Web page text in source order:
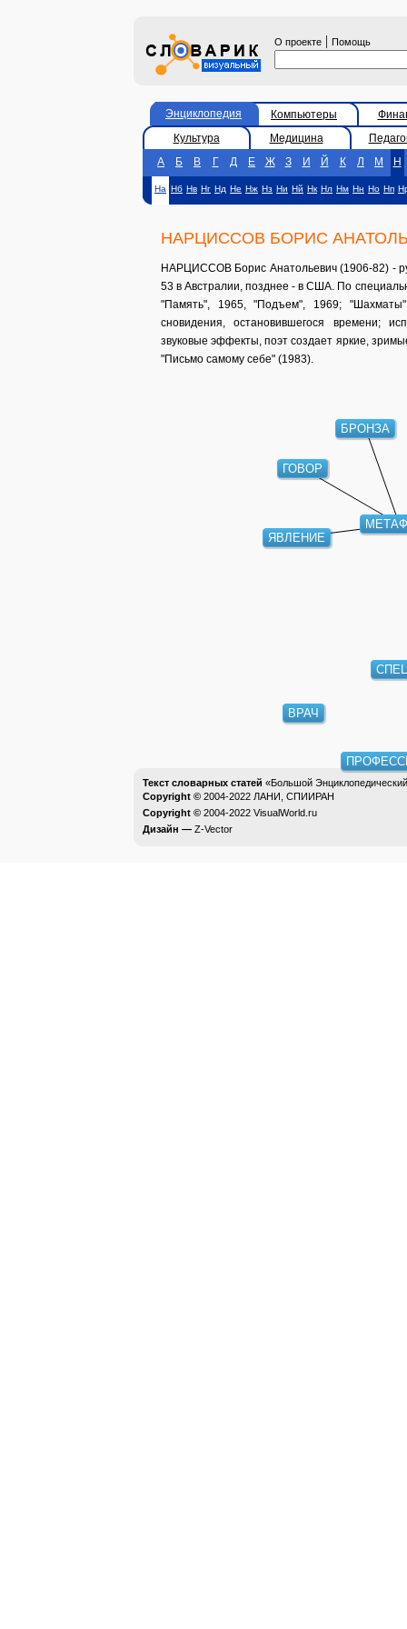
О проекте | Помощь
Энциклопедия Компьютеры
Культура
Медицина
А
Б В Г Д Е Ж З И Й К Л М Н
На Нб Нв Нг Нд Не Нж Нз Ни Нй Нк Нл Нм Нн Но Нп
НАРЦИССОВ БОРИС
НАРЦИССОВ Борис Анатольевич (1906-82) -
53 в Австралии, позднее - в США. По
"Память", 1965, "Подъем", 1969;
сновидения, остановившегося времени;
звуковые эффекты, поэт создает яркие,
"Письмо самому себе" (1983).
ГОВОР
БРОНЗА
ЯВЛЕНИЕ
ВРАЧ
Текст словарных статей «Большой
Copyright © 2004-2022 ЛАНИ, СПИИРАН
Copyright © 2004-2022 VisualWorld.ru
Дизайн — Z-Vector